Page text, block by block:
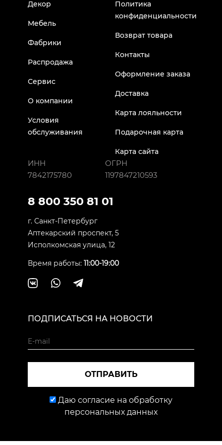
Декор
Мебель
Фабрики
Распродажа
Сервис
О компании
Условия
обслуживания
Политика
конфиденциальности
Возврат товара
Контакты
Оформление заказа
Доставка
Карта лояльности
Подарочная карта
Карта сайта
ИНН
7842175780
ОГРН
1197847210593
8 800 350 81 01
г. Санкт-Петербург
Аптекарский проспект, 5
Исполкомская улица, 12
Время работы: 11:00-19:00
ПОДПИСАТЬСЯ НА НОВОСТИ
ОТПРАВИТЬ
Даю согласие на обработку
персональных данных